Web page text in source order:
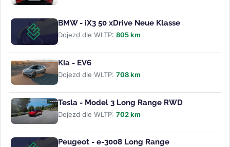
BMW - iX3 50 xDrive Neue Klasse
Dojezd dle WLTP: 805 km
Kia - EV6
Dojezd dle WLTP: 708 km
Tesla - Model 3 Long Range RWD
Dojezd dle WLTP: 702 km
Peugeot - e-3008 Long Range